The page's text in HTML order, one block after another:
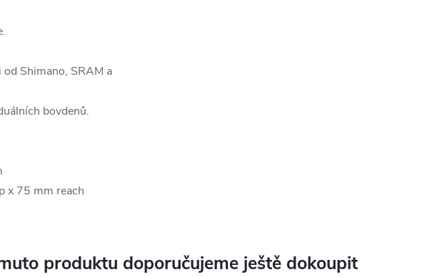
Shimano, SRAM a
bovdenů.
x 75 mm reach
produktu doporučujeme ještě dokoupit